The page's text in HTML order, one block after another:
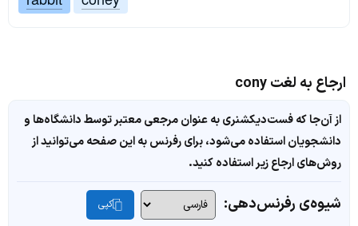
ارجاع به لغت cony
از آن‌جا که فست‌دیکشنری به عنوان مرجعی معتبر توسط دانشگاه‌ها و
دانشجویان استفاده می‌شود، برای رفرنس به این صفحه می‌توانید از
روش‌های ارجاع زیر استفاده کنید.
شیوه‌ی رفرنس‌دهی: کپی